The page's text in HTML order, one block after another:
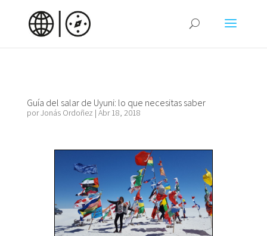
Guía del salar de Uyuni: lo que necesitas saber
porJonás Ordoñez | Abr 18, 2018